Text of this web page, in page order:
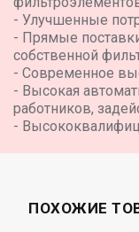
FORD 5 017 319
FORD 1 137 344
FORD 5 013 388
FORD 5 016 715
FORD 5 017 317
GEHL
GENERAL
GENERAL
LIGIER 11.2.397
- Улучшенные
- Прямые
собственной
- Современное
- Высокая
работников,
-
ПОХОЖИЕ